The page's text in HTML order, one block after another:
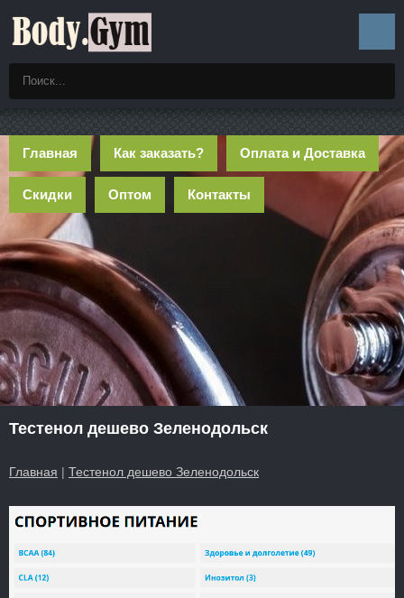
Главная Как заказать? Оплата и Доставка
Скидки Оптом Контакты
Тестенол дешево Зеленодольск
Главная | Тестенол дешево Зеленодольск